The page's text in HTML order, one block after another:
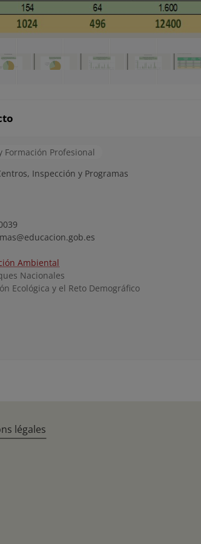
Profesional
Inspección y Programas
Ambiental
Nacionales
Ecológica y el Reto Demográfico
légales